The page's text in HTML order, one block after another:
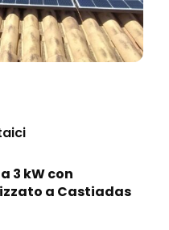
cantieri
3 kW con
a Castiadas